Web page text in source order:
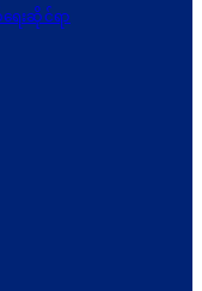
းဆိုင်ရာ